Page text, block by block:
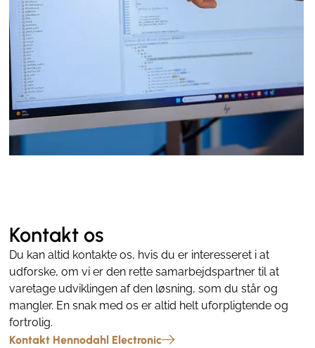
Kontakt os
Du kan altid kontakte os, hvis du er interesseret i at
udforske, om vi er den rette samarbejdspartner til at
varetage udviklingen af den løsning, som du står og
mangler. En snak med os er altid helt uforpligtende og
fortrolig.
Kontakt Hennodahl Electronic